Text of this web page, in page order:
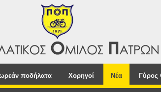
ποδήλατα Χορηγοί Νέα Γύρος